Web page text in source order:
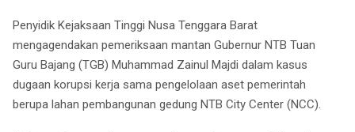
Penyidik Kejaksaan Tinggi Nusa Tenggara Barat
mengagendakan pemeriksaan mantan Gubernur NTB Tuan
Guru Bajang (TGB) Muhammad Zainul Majdi dalam kasus
dugaan korupsi kerja sama pengelolaan aset pemerintah
berupa lahan pembangunan gedung NTB City Center (NCC).